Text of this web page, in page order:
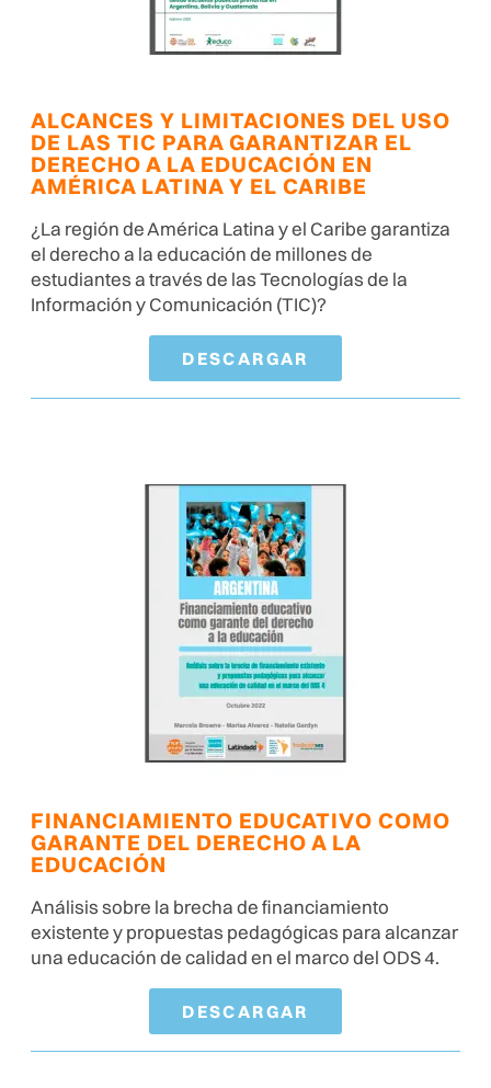
ALCANCES Y LIMITACIONES DEL USO
DE LAS TIC PARA GARANTIZAR EL
DERECHO A LA EDUCACIÓN EN
AMÉRICA LATINA Y EL CARIBE
¿La región de América Latina y el Caribe garantiza
el derecho a la educación de millones de
estudiantes a través de las Tecnologías de la
Información y Comunicación (TIC)?
DESCARGAR
FINANCIAMIENTO EDUCATIVO COMO
GARANTE DEL DERECHO A LA
EDUCACIÓN
Análisis sobre la brecha de financiamiento
existente y propuestas pedagógicas para alcanzar
una educación de calidad en el marco del ODS 4.
DESCARGAR